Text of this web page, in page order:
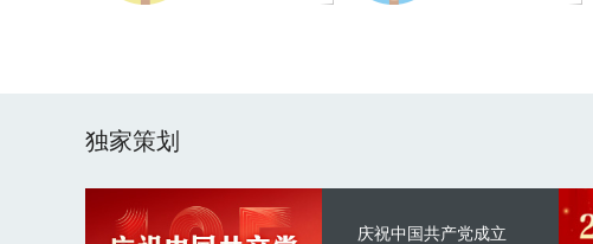
独家策划
庆祝中国共产党成立